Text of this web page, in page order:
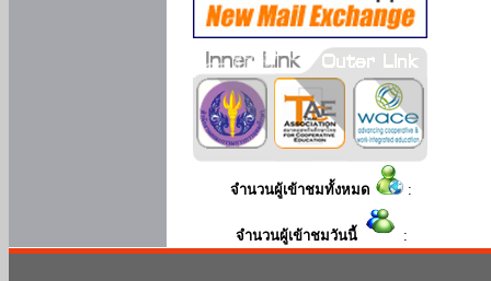
จำนวนผู้เข้าชมทั้งหมด :
จำนวนผู้เข้าชมวันนี้ :